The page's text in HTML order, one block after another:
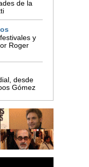
de la
y
Roger
desde
Gómez